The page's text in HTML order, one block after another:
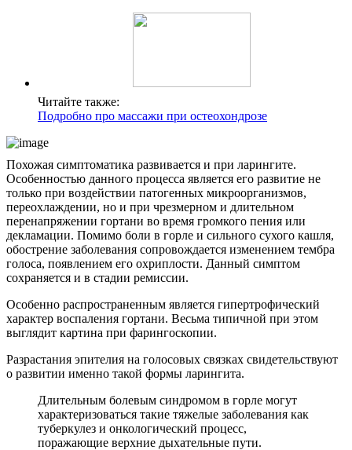
Читайте также:
Подробно про массажи при остеохондрозе
Похожая симптоматика развивается и при ларингите.
Особенностью данного процесса является его развитие не
только при воздействии патогенных микроорганизмов,
переохлаждении, но и при чрезмерном и длительном
перенапряжении гортани во время громкого пения или
декламации. Помимо боли в горле и сильного сухого кашля,
обострение заболевания сопровождается изменением тембра
голоса, появлением его охриплости. Данный симптом
сохраняется и в стадии ремиссии.
Особенно распространенным является гипертрофический
характер воспаления гортани. Весьма типичной при этом
выглядит картина при фарингоскопии.
Разрастания эпителия на голосовых связках свидетельствуют
о развитии именно такой формы ларингита.
Длительным болевым синдромом в горле могут
характеризоваться такие тяжелые заболевания как
туберкулез и онкологический процесс,
поражающие верхние дыхательные пути.